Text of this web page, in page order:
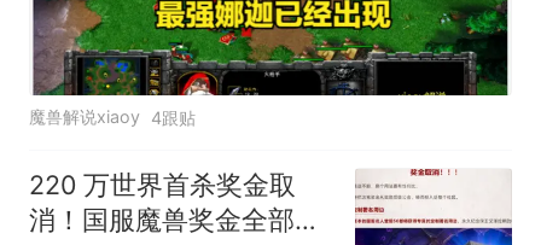
魔兽解说xiaoy 4跟贴
220 万世界首杀奖金取
消！国服魔兽奖金全部转